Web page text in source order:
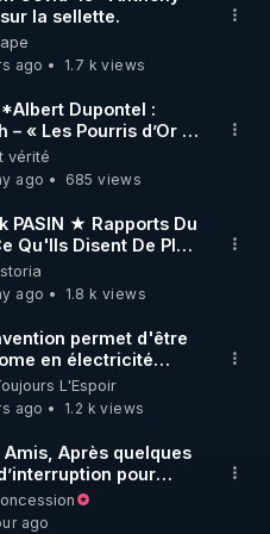
rdlr_thierrycasasnovas/
RGNR (stages,
SUR ODYSEE
sont aussi sur la
la sellette.
ago
1.7 k views
Dupontel :
– « Les Pourris d’Or »
vérité
ago
685 views
PASIN ★ Rapports Du
Qu'Ils Disent De Plus
Hitler
ago
1.8 k views
permet d'être
en électricité
simple ruisseau
L'Espoir
ago
1.2 k views
quelques
pour
ma position
le nombre de
ago